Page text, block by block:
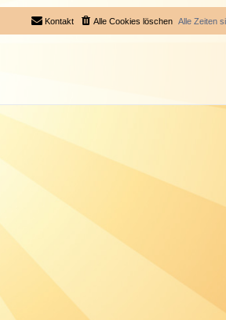
Alle Zeiten
Alle Cookies löschen
Kontakt